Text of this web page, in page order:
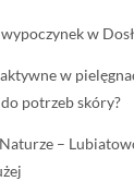
w
aktywne w
potrzeb skóry?
–